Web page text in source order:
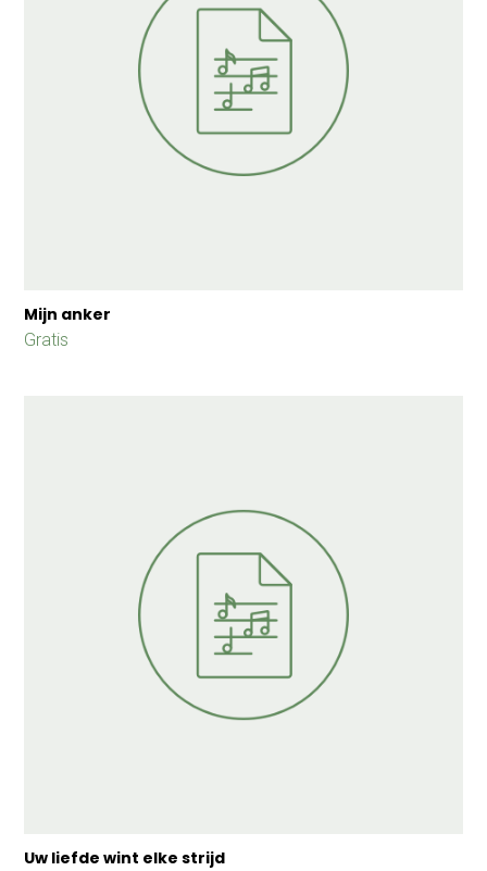
Mijn anker
Gratis
Uw liefde wint elke strijd